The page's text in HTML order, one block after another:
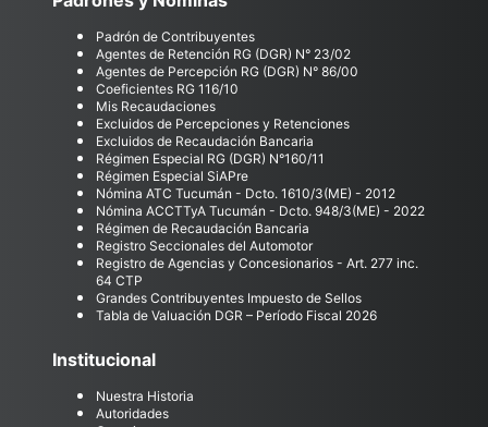
Padrón de Contribuyentes
Agentes de Retención RG (DGR) N° 23/02
Agentes de Percepción RG (DGR) N° 86/00
Coeficientes RG 116/10
Mis Recaudaciones
Excluidos de Percepciones y Retenciones
Excluidos de Recaudación Bancaria
Régimen Especial RG (DGR) N°160/11
Régimen Especial SiAPre
Nómina ATC Tucumán - Dcto. 1610/3(ME) - 2012
Nómina ACCTTyA Tucumán - Dcto. 948/3(ME) - 2022
Régimen de Recaudación Bancaria
Registro Seccionales del Automotor
Registro de Agencias y Concesionarios - Art. 277 inc.
64 CTP
Grandes Contribuyentes Impuesto de Sellos
Tabla de Valuación DGR – Período Fiscal 2026
Institucional
Nuestra Historia
Autoridades